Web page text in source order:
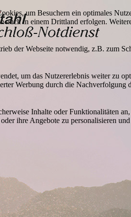
um Besuchern ein optimales
auch in einem Drittland erfolgen.
der Webseite notwendig, z.B. zum
um das Nutzererlebnis weiter zu
Werbung durch die Nachverfolgung
Inhalte oder Funktionalitäten
ihre Angebote zu personalisieren